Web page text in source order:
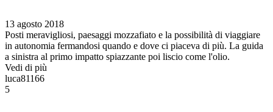
13 agosto 2018
Posti meravigliosi, paesaggi mozzafiato e la possibilità di viaggiare
in autonomia fermandosi quando e dove ci piaceva di più. La guida
a sinistra al primo impatto spiazzante poi liscio come l'olio.
Vedi di più
luca81166
5